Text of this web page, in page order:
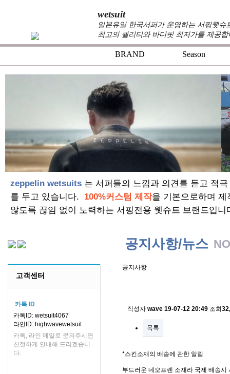
wetsuit
일본유일 한국서퍼가 운영하는 서핑웻
최고의 퀄리티와 바디핏 최저가를 제공합
BRAND Season
zeppelin wetsuits 는 서퍼들의 느낌과 의견를 듣고 적
를 두고 있습니다. 100%커스텀 제작을 기본으로하며
않도록 끊임 없이 노력하는 서핑전용 웻슈트 브랜드입니
고객센터
카톡 ID
카톡ID: wetsuit4067
라인ID: highwavewetsuit
카톡, 라인 메일로 문의주시면
친절하게 안내해 드리겠습니
다.
공지사항/뉴스
공지사항
작성자 wave 19-07-12 20:49 조회
목록
*스킨소재의 배송에 관한 알림
부드러운 네오프렌 소재라 국제 배송